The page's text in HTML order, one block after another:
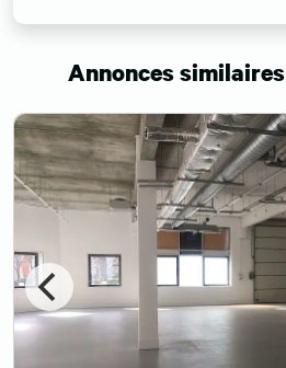
Annonces similaires